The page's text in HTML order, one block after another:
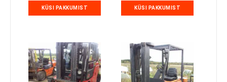
KÜSI PAKKUMIST KÜSI PAKKUMIST